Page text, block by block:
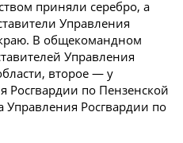
приняли серебро, а
Управления
В общекомандном
Управления
второе — у
Росгвардии по Пензенской
Управления Росгвардии по